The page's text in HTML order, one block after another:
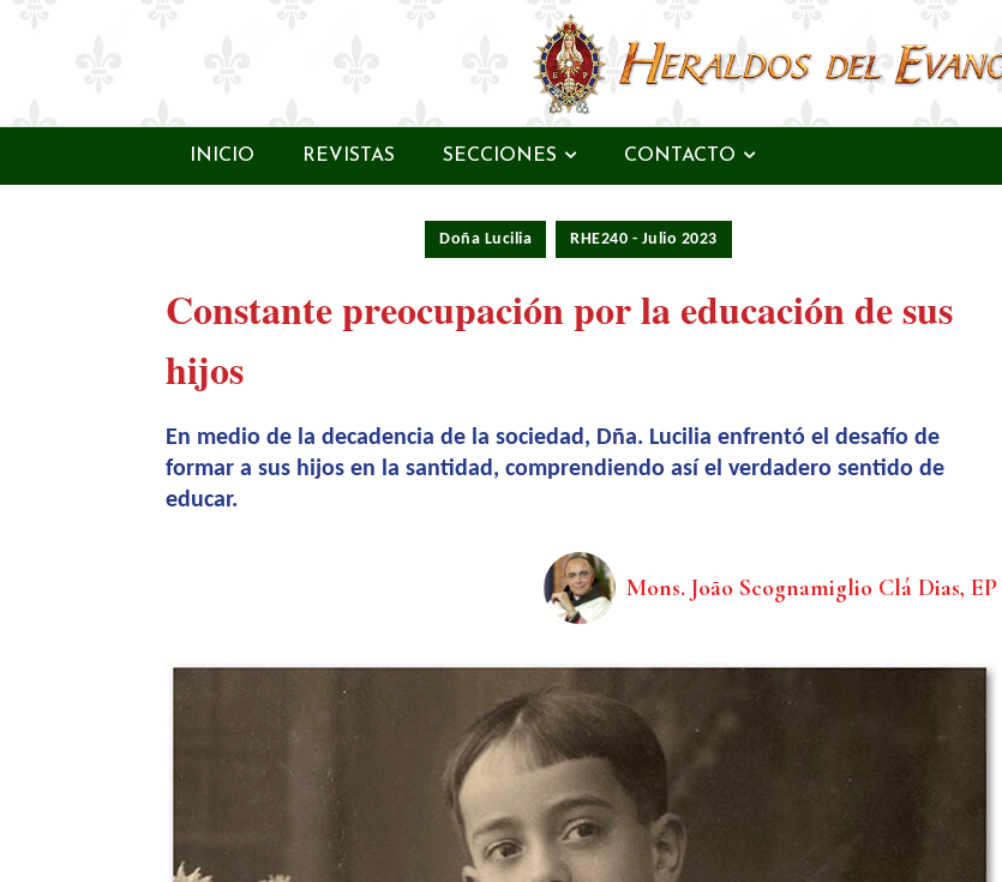
INICIO REVISTAS SECCIONES CONTACTO
Doña Lucilia RHE240 - Julio 2023
Constante preocupación por la educación de sus
hijos
En medio de la decadencia de la sociedad, Dña. Lucilia enfrentó el desafío de
formar a sus hijos en la santidad, comprendiendo así el verdadero sentido de
educar.
Mons. João Scognamiglio Clá Dias, EP